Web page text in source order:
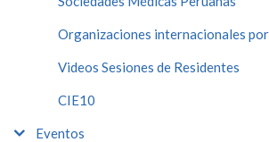
Organizaciones internacionales
Videos Sesiones de Residentes
CIE10
Eventos